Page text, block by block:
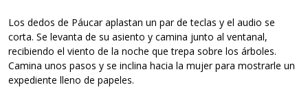
Los dedos de Páucar aplastan un par de teclas y el audio se
corta. Se levanta de su asiento y camina junto al ventanal,
recibiendo el viento de la noche que trepa sobre los árboles.
Camina unos pasos y se inclina hacia la mujer para mostrarle un
expediente lleno de papeles.